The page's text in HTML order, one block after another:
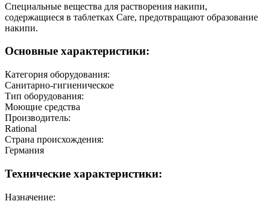
Специальные вещества для растворения накипи,
содержащиеся в таблетках Care, предотвращают образование
накипи.
Основные характеристики:
Категория оборудования:
Санитарно-гигиеническое
Тип оборудования:
Моющие средства
Производитель:
Rational
Страна происхождения:
Германия
Технические характеристики:
Назначение: